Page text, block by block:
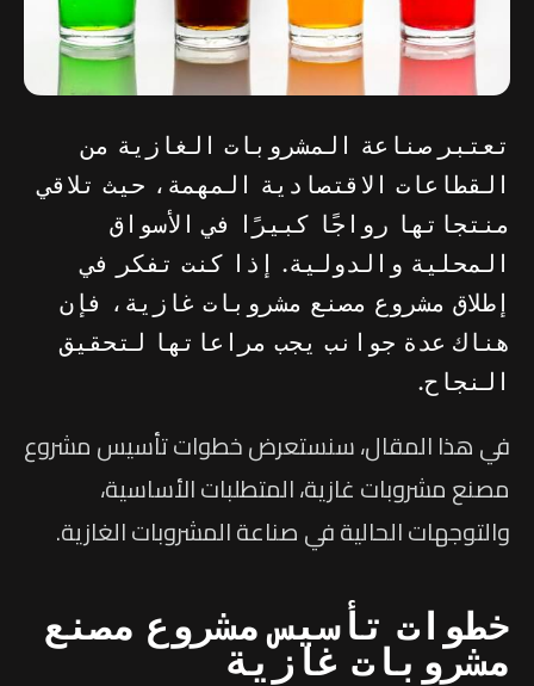
تعتبر صناعة المشروبات الغازية من
القطاعات الاقتصادية المهمة، حيث تلاقي
منتجاتها رواجًا كبيرًا في الأسواق
المحلية والدولية. إذا كنت تفكر في
إطلاق مشروع مصنع مشروبات غازية، فإن
هناك عدة جوانب يجب مراعاتها لتحقيق
النجاح.
في هذا المقال، سنستعرض خطوات تأسيس مشروع
مصنع مشروبات غازية، المتطلبات الأساسية،
والتوجهات الحالية في صناعة المشروبات الغازية.
خطوات تأسيس مشروع مصنع
مشروبات غازية